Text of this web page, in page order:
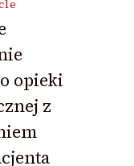
opieki
z